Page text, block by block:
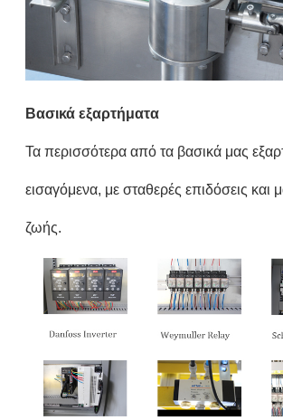
Βασικά εξαρτήματα
Τα περισσότερα από τα βασικά μας
εισαγόμενα, με σταθερές επιδόσεις και
ζωής.